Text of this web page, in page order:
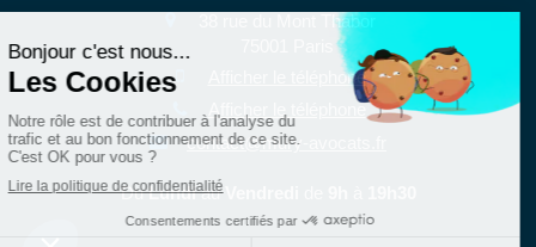
38 rue du Mont Thabor
Afficher le téléphone
Afficher le téléphone
contact@mury-avocats.fr
DuLundiau